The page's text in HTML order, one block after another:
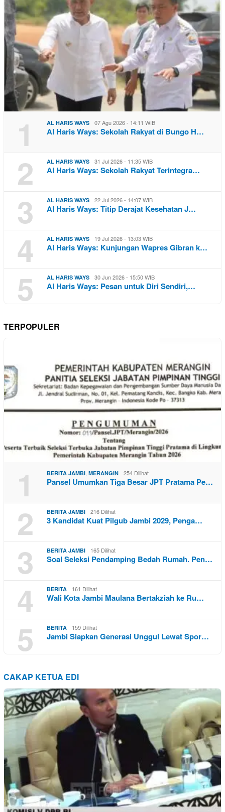
1 AL HARIS WAYS 07 Agu 2026 - 14:11 WIB
Al Haris Ways: Sekolah Rakyat di Bungo H…
2 AL HARIS WAYS 31 Jul 2026 - 11:35 WIB
Al Haris Ways: Sekolah Rakyat Terintegra…
3 AL HARIS WAYS 22 Jul 2026 - 14:07 WIB
Al Haris Ways: Titip Derajat Kesehatan J…
4 AL HARIS WAYS 19 Jul 2026 - 13:03 WIB
Al Haris Ways: Kunjungan Wapres Gibran k…
5 AL HARIS WAYS 30 Jun 2026 - 15:50 WIB
Al Haris Ways: Pesan untuk Diri Sendiri,…
TERPOPULER
1 BERITA JAMBI, MERANGIN 254 Dilihat
Pansel Umumkan Tiga Besar JPT Pratama Pe…
2 BERITA JAMBI 216 Dilihat
3 Kandidat Kuat Pilgub Jambi 2029, Penga…
3 BERITA JAMBI 165 Dilihat
Soal Seleksi Pendamping Bedah Rumah. Pen…
4 BERITA 161 Dilihat
Wali Kota Jambi Maulana Bertakziah ke Ru…
5 BERITA 159 Dilihat
Jambi Siapkan Generasi Unggul Lewat Spor…
CAKAP KETUA EDI